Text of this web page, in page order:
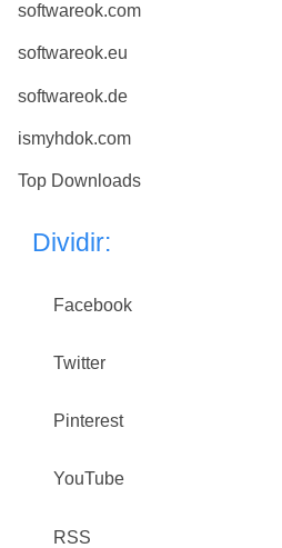
softwareok.com
softwareok.eu
softwareok.de
ismyhdok.com
Top Downloads
Dividir:
Facebook
Twitter
Pinterest
YouTube
RSS